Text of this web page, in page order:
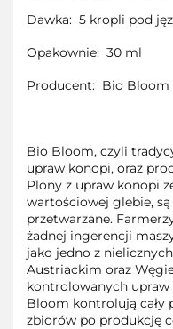
Dawka: 5 kropli pod
Opakownie: 30 ml
Producent: Bio Bloom
Bio Bloom, czyli
upraw konopi, oraz
Plony z upraw konopi
wartościowej glebie,
przetwarzane.
żadnej ingerencji
jako jedno z
Austriackim oraz
kontrolowanych upraw
Bloom kontrolują cały
zbiorów po produkcję